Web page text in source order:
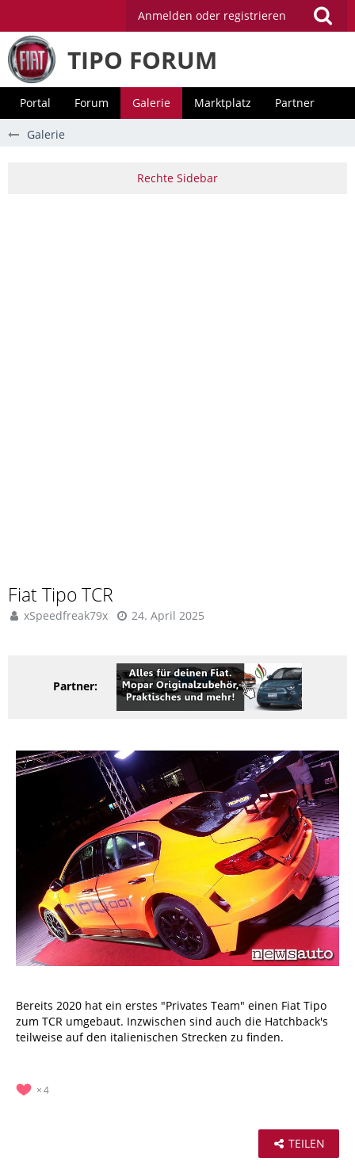
Anmelden oder registrieren
TIPO FORUM
Portal Forum Galerie Marktplatz Partner
Galerie
Fiat Tipo TCR
xSpeedfreak79x 24. April 2025
Partner:
Bereits 2020 hat ein erstes "Privates Team" einen Fiat Tipo
zum TCR umgebaut. Inzwischen sind auch die Hatchback's
teilweise auf den italienischen Strecken zu finden.
4
TEILEN